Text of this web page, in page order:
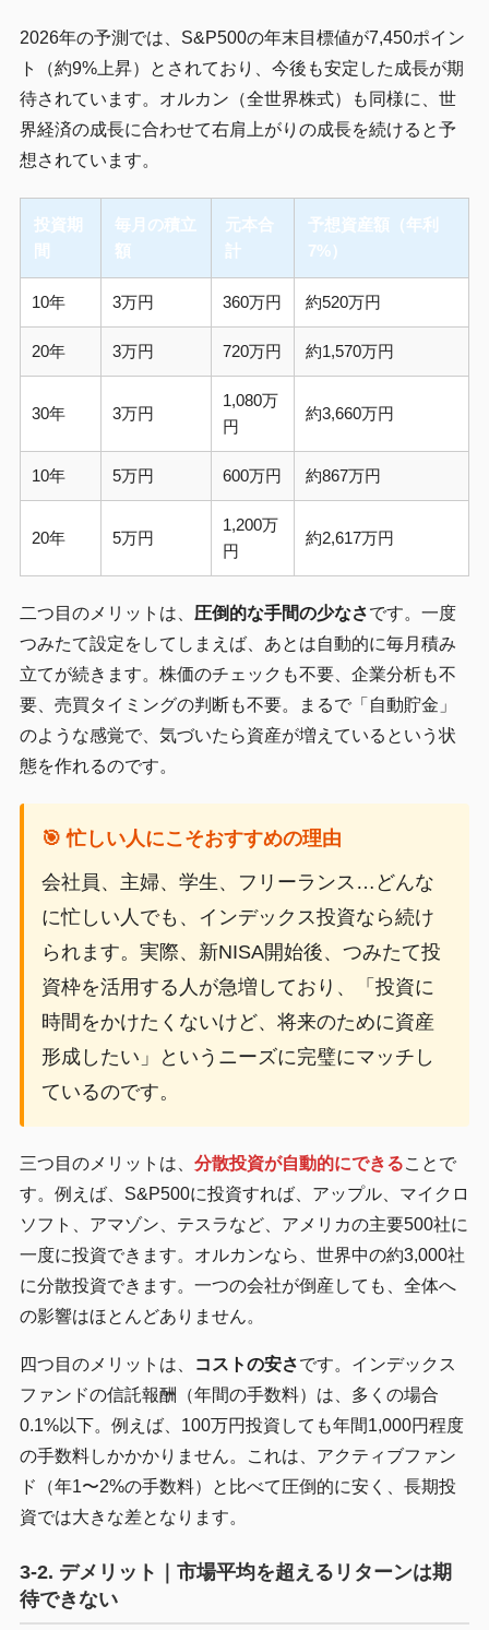
2026年の予測では、S&P500の年末目標値が7,450ポイン
ト（約9%上昇）とされており、今後も安定した成長が期
待されています。オルカン（全世界株式）も同様に、世
界経済の成長に合わせて右肩上がりの成長を続けると予
想されています。
投資期
間
毎月の積立
額
元本合
計
予想資産額（年利
7%）
10年 3万円 360万円 約520万円
20年 3万円 720万円 約1,570万円
30年 3万円
1,080万
円
約3,660万円
10年 5万円 600万円 約867万円
20年 5万円
1,200万
円
約2,617万円
二つ目のメリットは、 圧倒的な手間の少なさです。一度
つみたて設定をしてしまえば、あとは自動的に毎月積み
立てが続きます。株価のチェックも不要、企業分析も不
要、売買タイミングの判断も不要。まるで「自動貯金」
のような感覚で、気づいたら資産が増えているという状
態を作れるのです。
🎯 忙しい人にこそおすすめの理由
会社員、主婦、学生、フリーランス…どんな
に忙しい人でも、インデックス投資なら続け
られます。実際、新NISA開始後、つみたて投
資枠を活用する人が急増しており、「投資に
時間をかけたくないけど、将来のために資産
形成したい」というニーズに完璧にマッチし
ているのです。
三つ目のメリットは、 分散投資が自動的にできることで
す。例えば、S&P500に投資すれば、アップル、マイクロ
ソフト、アマゾン、テスラなど、アメリカの主要500社に
一度に投資できます。オルカンなら、世界中の約3,000社
に分散投資できます。一つの会社が倒産しても、全体へ
の影響はほとんどありません。
四つ目のメリットは、 コストの安さです。インデックス
ファンドの信託報酬（年間の手数料）は、多くの場合
0.1%以下。例えば、100万円投資しても年間1,000円程度
の手数料しかかかりません。これは、アクティブファン
ド（年1〜2%の手数料）と比べて圧倒的に安く、長期投
資では大きな差となります。
3-2. デメリット｜市場平均を超えるリターンは期
待できない